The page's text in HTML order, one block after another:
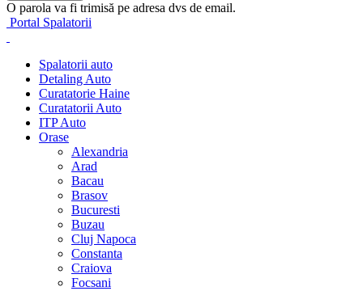
O parola va fi trimisă pe adresa dvs de email.
Portal Spalatorii
Spalatorii auto
Detaling Auto
Curatatorie Haine
Curatatorii Auto
ITP Auto
Orase
Alexandria
Arad
Bacau
Brasov
Bucuresti
Buzau
Cluj Napoca
Constanta
Craiova
Focsani